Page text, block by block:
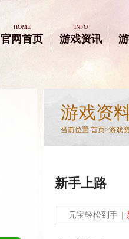
HOME
官网首页
INFO
游戏资讯
游戏资
当前位置:首页>游戏
新手上路
元宝轻松到手